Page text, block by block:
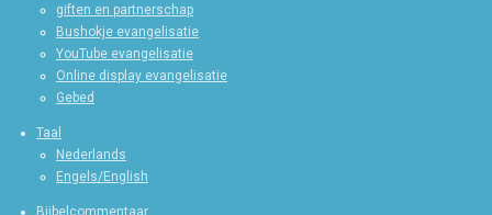
giften en partnerschap
Bushokje evangelisatie
YouTube evangelisatie
Online display evangelisatie
Gebed
Taal
Nederlands
Engels/English
Bijbelcommentaar